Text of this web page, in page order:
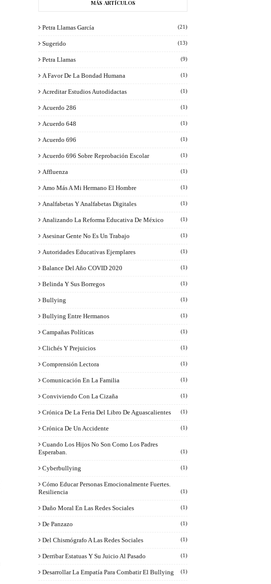
MÁS ARTÍCULOS
Petra Llamas García (21)
Sugerido (13)
Petra Llamas (9)
A Favor De La Bondad Humana (1)
Acreditar Estudios Autodidactas (1)
Acuerdo 286 (1)
Acuerdo 648 (1)
Acuerdo 696 (1)
Acuerdo 696 Sobre Reprobación Escolar (1)
Affluenza (1)
Amo Más A Mi Hermano El Hombre (1)
Analfabetas Y Analfabetas Digitales (1)
Analizando La Reforma Educativa De México (1)
Asesinar Gente No Es Un Trabajo (1)
Autoridades Educativas Ejemplares (1)
Balance Del Año COVID 2020 (1)
Belinda Y Sus Borregos (1)
Bullying (1)
Bullying Entre Hermanos (1)
Campañas Políticas (1)
Clichés Y Prejuicios (1)
Comprensión Lectora (1)
Comunicación En La Familia (1)
Conviviendo Con La Cizaña (1)
Crónica De La Feria Del Libro De Aguascalientes (1)
Crónica De Un Accidente (1)
Cuando Los Hijos No Son Como Los Padres
Esperaban.
(1)
Cyberbullying (1)
Cómo Educar Personas Emocionalmente Fuertes.
Resiliencia
(1)
Daño Moral En Las Redes Sociales (1)
De Panzazo (1)
Del Chismógrafo A Las Redes Sociales (1)
Derribar Estatuas Y Su Juicio Al Pasado (1)
Desarrollar La Empatía Para Combatir El Bullying (1)